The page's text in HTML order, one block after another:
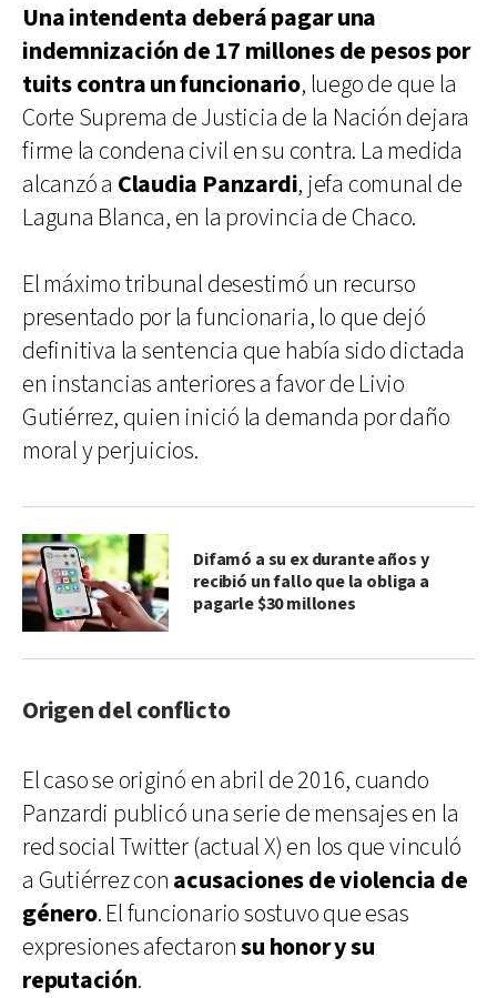
Una intendenta deberá pagar una
indemnización de 17 millones de pesos por
tuits contra un funcionario, luego de que la
Corte Suprema de Justicia de la Nación dejara
firme la condena civil en su contra. La medida
alcanzó a Claudia Panzardi, jefa comunal de
Laguna Blanca, en la provincia de Chaco.
El máximo tribunal desestimó un recurso
presentado por la funcionaria, lo que dejó
definitiva la sentencia que había sido dictada
en instancias anteriores a favor de Livio
Gutiérrez, quien inició la demanda por daño
moral y perjuicios.
Difamó a su ex durante años y
recibió un fallo que la obliga a
pagarle $30 millones
Origen del conflicto
El caso se originó en abril de 2016, cuando
Panzardi publicó una serie de mensajes en la
red social Twitter (actual X) en los que vinculó
a Gutiérrez con acusaciones de violencia de
género. El funcionario sostuvo que esas
expresiones afectaronsu honor y su
reputación.